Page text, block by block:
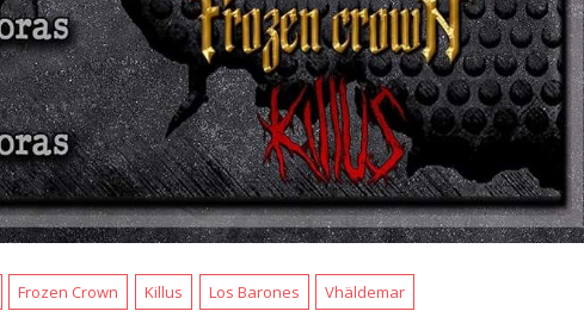
Frozen Crown Killus Los Barones Vhäldemar